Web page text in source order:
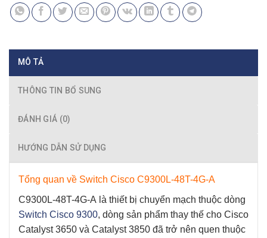
MÔ TẢ
THÔNG TIN BỔ SUNG
ĐÁNH GIÁ (0)
HƯỚNG DẪN SỬ DỤNG
Tổng quan về Switch Cisco C9300L-48T-4G-A
C9300L-48T-4G-A là thiết bị chuyển mạch thuộc dòng
Switch Cisco 9300, dòng sản phẩm thay thế cho Cisco
Catalyst 3650 và Catalyst 3850 đã trở nên quen thuộc